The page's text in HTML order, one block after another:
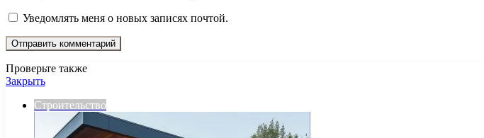
Уведомлять меня о новых записях почтой.
Проверьте также
Закрыть
Строительство